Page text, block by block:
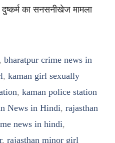
का सनसनीखेज मामला
bharatpur crime news in
, kaman girl sexually
, kaman police station
News in Hindi, rajasthan
news in hindi,
, rajasthan minor girl